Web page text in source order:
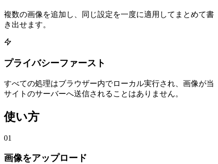
複数の画像を追加し、同じ設定を一度に適用してまとめて書
き出せます。
プライバシーファースト
すべての処理はブラウザー内でローカル実行され、画像が当
サイトのサーバーへ送信されることはありません。
使い方
01
画像をアップロード